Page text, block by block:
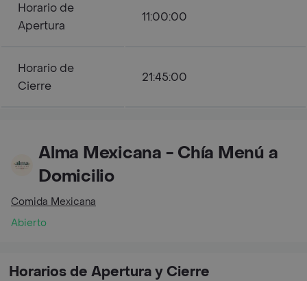
Horario de
Apertura
11:00:00
Horario de
Cierre
21:45:00
Alma Mexicana - Chía Menú a
Domicilio
Comida Mexicana
Abierto
Horarios de Apertura y Cierre